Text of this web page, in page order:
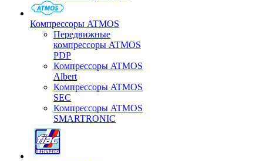
Компрессоры ATMOS
Передвижные
компрессоры ATMOS
PDP
Компрессоры ATMOS
Albert
Компрессоры ATMOS
SEC
Компрессоры ATMOS
SMARTRONIC